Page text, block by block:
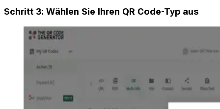
Schritt 3: Wählen Sie Ihren QR Code-Typ aus